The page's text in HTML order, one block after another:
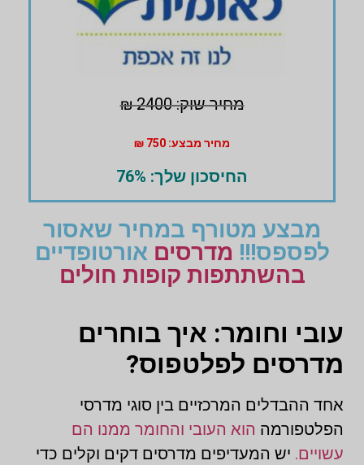
מחיר שוק: 2400 ₪
מחיר מבצע: 750 ₪
החיסכון שלך: 76%
מבצע מטורף במחיר שאסור
לפספס!!! מדרסים אורטופדיים
בהשתתפות קופות חולים
עובי וחומר: איך בוחרים
מדרסים לפלטפוס?
אחד ההבדלים המרכזיים בין סוגי מדרסי
הפלטפורמה הוא העובי והחומר ממנו הם
עשויים. יש המעדיפים מדרסים דקים וקלים כדי